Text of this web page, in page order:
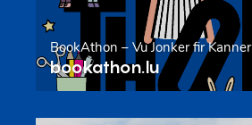
BookAthon – Vu Jonker fir Kanner
bookathon.lu